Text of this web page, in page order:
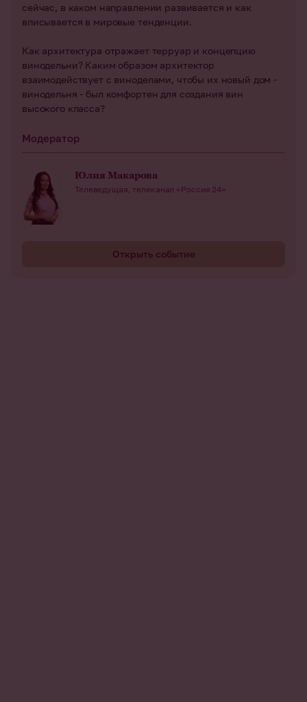
сейчас, в каком направлении развивается и как
вписывается в мировые тенденции.
Как архитектура отражает терруар и концепцию
винодельни? Каким образом архитектор
взаимодействует с виноделами, чтобы их новый дом -
винодельня - был комфортен для создания вин
высокого класса?
Модератор
Юлия Макарова
Телеведущая, телеканал «Россия 24»
Открыть событие